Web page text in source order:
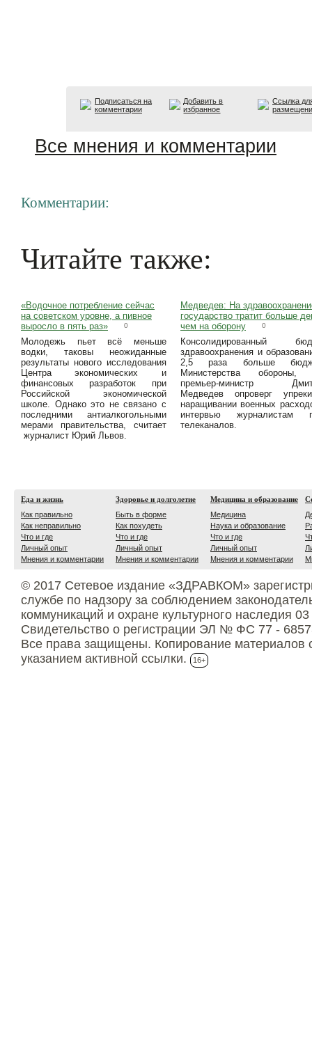
Подписаться на
комментарии
Добавить в
избранное
Ссылка
Все мнения и комментарии
Комментарии:
Читайте также:
«Водочное потребление сейчас
на советском уровне, а пивное
выросло в пять раз»
0
Молодежь пьет всё меньше
водки, таковы неожиданные
результаты нового исследования
Центра экономических и
финансовых разработок при
Российской экономической
школе. Однако это не связано с
последними антиалкогольными
мерами правительства, считает
журналист Юрий Львов.
Медведев: На
государство тратит больше
чем на оборону
0
Консолидированный
здравоохранения и
2,5 раза больше
Министерства обороны,
премьер-министр
Медведев опроверг
наращивании военных
интервью журналистам
телеканалов.
Еда и жизнь
Как правильно
Как неправильно
Что и где
Личный опыт
Мнения и комментарии
Здоровье и долголетие
Быть в форме
Как похудеть
Что и где
Личный опыт
Мнения и комментарии
Медицина и образование
Медицина
Наука и образование
Что и где
Личный опыт
Мнения и комментарии
© 2017 Сетевое издание «ЗДРАВКОМ»
службе по надзору за соблюдением
коммуникаций и охране культурного наследия
Свидетельство о регистрации ЭЛ № ФС 77 -
Все права защищены. Копирование материалов
указанием активной ссылки.
16+